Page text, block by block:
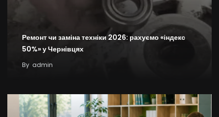
Ремонт чи заміна техніки 2026: рахуємо «індекс
50%» у Чернівцях
By admin